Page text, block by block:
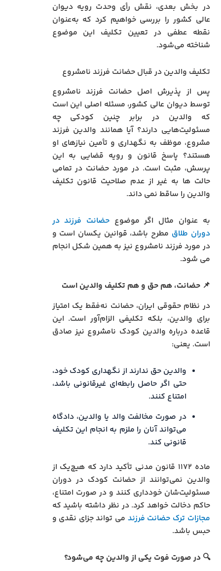
در بخش بعدی، نقش رأی وحدت رویه دیوان
عالی کشور را بررسی خواهیم کرد که به‌عنوان
نقطه عطفی در تعیین تکلیف این موضوع
شناخته می‌شود.
تکلیف والدین در قبال حضانت فرزند نامشروع
پس از پذیرش اصل حضانت فرزند نامشروع
توسط دیوان عالی کشور، مسئله اصلی این است
که والدین در برابر چنین کودکی چه
مسئولیت‌هایی دارند؟ آیا همانند والدین فرزند
مشروع، موظف به نگهداری و تأمین نیازهای او
هستند؟ پاسخ قانون و رویه قضایی به این
پرسش، مثبت است. در مورد حضانت در تمامی
حالت ها به غیر از عدم صلاحیت قانون تکلیف
والدین را ساقط نمی داند.
به عنوان مثال اگر موضوع حضانت فرزند در
دوران طلاق مطرح باشد، قوانین یکسان است و
در مورد فرزند نامشروع نیز به همین شکل انجام
می شود.
📌حضانت، هم حق و هم تکلیف والدین است
در نظام حقوقی ایران، حضانت نه‌فقط یک امتیاز
برای والدین، بلکه تکلیفی الزام‌آور است. این
قاعده درباره والدین کودک نامشروع نیز صادق
است. یعنی:
والدین حق ندارند از نگهداری کودک خود،
حتی اگر حاصل رابطه‌ای غیرقانونی باشد،
امتناع کنند.
در صورت مخالفت والد یا والدین، دادگاه
می‌تواند آنان را ملزم به انجام این تکلیف
قانونی کند.
ماده ۱۱۷۲ قانون مدنی تأکید دارد که هیچ‌یک از
والدین نمی‌توانند از حضانت کودک در دوران
مسئولیت‌شان خودداری کنند و در صورت امتناع،
حاکم دخالت خواهد کرد. در نظر داشته باشید که
مجازات ترک حضانت فرزند می تواند جزای نقدی و
حبس باشد.
🔍در صورت فوت یکی از والدین چه می‌شود؟